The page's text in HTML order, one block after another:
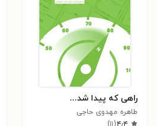
راهی که پیدا شد...
طاهره مهدوی حاجی